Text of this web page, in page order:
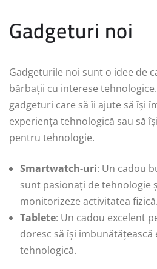
Gadgeturi noi
Gadgeturile noi sunt o idee de
bărbații cu interese
gadgeturi care să îi ajute să își
experiența tehnologică sau să
pentru tehnologie.
Smartwatch-uri: Un cadou
sunt pasionați de tehnologie
monitorizeze activitatea fizică.
Tablete: Un cadou excelent
doresc să își îmbunătățească
tehnologică.